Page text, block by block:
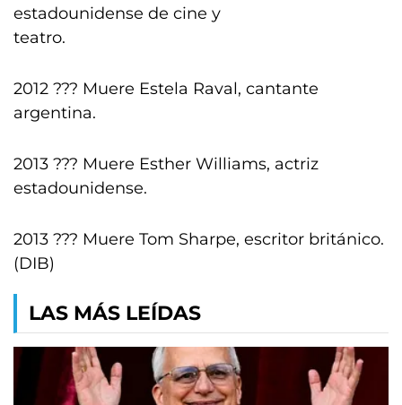
estadounidense de cine y
teatro.
2012 ??? Muere Estela Raval, cantante
argentina.
2013 ??? Muere Esther Williams, actriz
estadounidense.
2013 ??? Muere Tom Sharpe, escritor británico.
(DIB)
LAS MÁS LEÍDAS